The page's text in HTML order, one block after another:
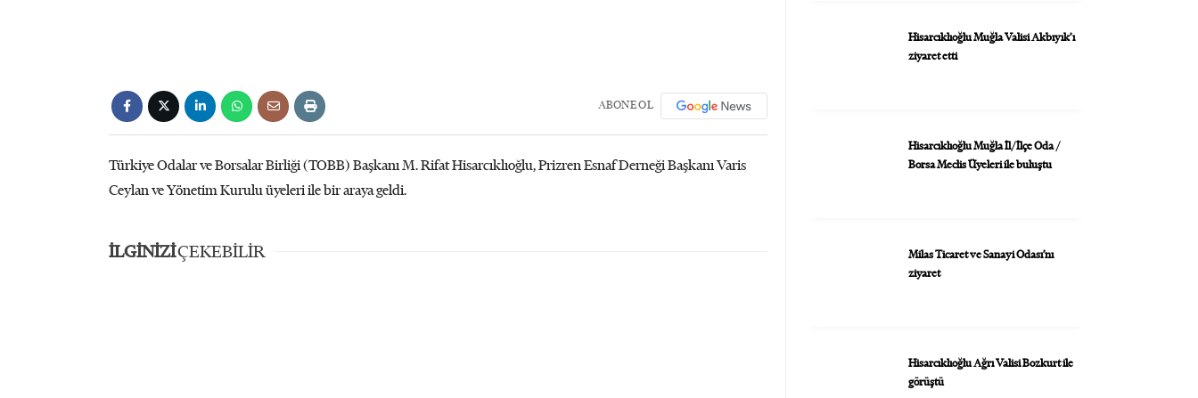
ABONE OL
Türkiye Odalar ve Borsalar Birliği (TOBB) Başkanı M. Rifat Hisarcıklıoğlu, Prizren Esnaf Derneği Başkanı Varis
Ceylan ve Yönetim Kurulu üyeleri ile bir araya geldi.
İLGİNİZİÇEKEBİLİR
Hisarcıklıoğlu Muğla Valisi Akbıyık’ı
ziyaret etti
Hisarcıklıoğlu Muğla İl/İlçe Oda /
Borsa Meclis Üyeleri ile buluştu
Milas Ticaret ve Sanayi Odası’nı
ziyaret
Hisarcıklıoğlu Ağrı Valisi Bozkurt ile
görüştü